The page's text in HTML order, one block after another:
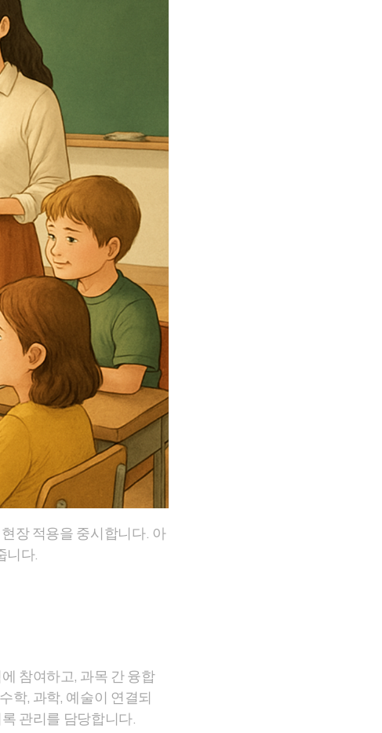
장 적용을 중시합니다. 아
니다.
참여하고, 과목 간 융합
학, 과학, 예술이 연결되
관리를 담당합니다.